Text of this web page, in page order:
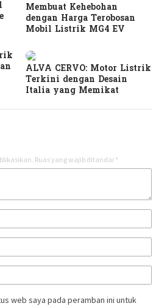
Membuat Kehebohan
dengan Harga Terobosan
Mobil Listrik MG4 EV
ALVA CERVO: Motor Listrik
Terkini dengan Desain
Italia yang Memikat
Ruas yang wajib ditandai *
web saya pada peramban ini untuk